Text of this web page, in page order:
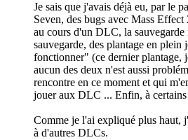
Je sais que j'avais déjà eu, par le
Seven, des bugs avec Mass
au cours d'un DLC, la sauvegarde
sauvegarde, des plantage en plein
fonctionner" (ce dernier plantage,
aucun des deux n'est aussi
rencontre en ce moment et qui
jouer aux DLC ... Enfin, à
Comme je l'ai expliqué plus haut,
à d'autres DLCs.